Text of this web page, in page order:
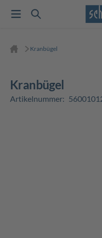
Kranbügel
Kranbügel
Artikelnummer: